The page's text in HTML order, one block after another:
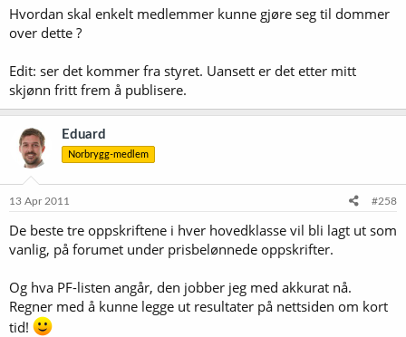
Hvordan skal enkelt medlemmer kunne gjøre seg til dommer
over dette ?
Edit: ser det kommer fra styret. Uansett er det etter mitt
skjønn fritt frem å publisere.
Eduard
Norbrygg-medlem
13 Apr 2011 #258
De beste tre oppskriftene i hver hovedklasse vil bli lagt ut som
vanlig, på forumet under prisbelønnede oppskrifter.
Og hva PF-listen angår, den jobber jeg med akkurat nå.
Regner med å kunne legge ut resultater på nettsiden om kort
tid!